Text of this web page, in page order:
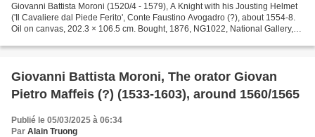
Giovanni Battista Moroni (1520/4 - 1579), A Knight with his Jousting Helmet
('Il Cavaliere dal Piede Ferito', Conte Faustino Avogadro (?), about 1554-8.
Oil on canvas, 202.3 × 106.5 cm. Bought, 1876, NG1022, National Gallery,
Giovanni Battista Moroni, The orator Giovan
Pietro Maffeis (?) (1533-1603), around 1560/1565
Publié le 05/03/2025 à 06:34
Par Alain Truong